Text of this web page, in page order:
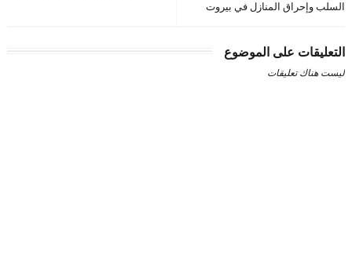
السلب وإحراق المنازل في بيروت
التعليقات على الموضوع
ليست هناك تعليقات